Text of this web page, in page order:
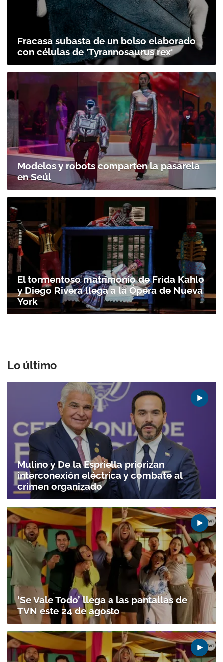
Fracasa subasta de un bolso elaborado
con células de 'Tyrannosaurus rex'
Modelos y robots comparten la pasarela
en Seúl
El tormentoso matrimonio de Frida Kahlo
y Diego Rivera llega a la Ópera de Nueva
York
Lo último
Mulino y De la Espriella priorizan
interconexión eléctrica y combate al
crimen organizado
‘Se Vale Todo’ llega a las pantallas de
TVN este 24 de agosto